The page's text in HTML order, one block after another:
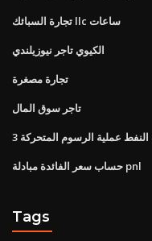
تجارة السبائك llc ساعات
الكيوي تاجر نيوزيلندي
تجارة مصغرة
تاجر سوق المال
حساب سعر الفائدة مبادلة pnl
Tags